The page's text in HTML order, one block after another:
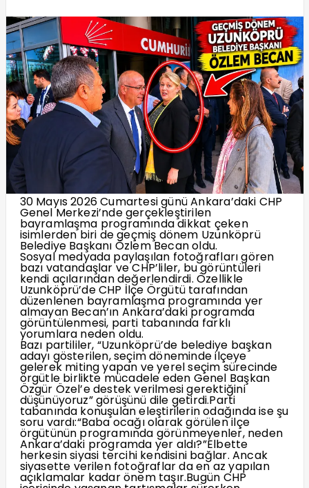
30 Mayıs 2026 Cumartesi günü Ankara’daki CHP
Genel Merkezi’nde gerçekleştirilen
bayramlaşma programında dikkat çeken
isimlerden biri de geçmiş dönem Uzunköprü
Belediye Başkanı Özlem Becan oldu.
Sosyal medyada paylaşılan fotoğrafları gören
bazı vatandaşlar ve CHP’liler, bu görüntüleri
kendi açılarından değerlendirdi. Özellikle
Uzunköprü’de CHP İlçe Örgütü tarafından
düzenlenen bayramlaşma programında yer
almayan Becan’ın Ankara’daki programda
görüntülenmesi, parti tabanında farklı
yorumlara neden oldu.
Bazı partililer, “Uzunköprü’de belediye başkan
adayı gösterilen, seçim döneminde ilçeye
gelerek miting yapan ve yerel seçim sürecinde
örgütle birlikte mücadele eden Genel Başkan
Özgür Özel’e destek verilmesi gerektiğini
düşünüyoruz” görüşünü dile getirdi.Parti
tabanında konuşulan eleştirilerin odağında ise şu
soru vardı:“Baba ocağı olarak görülen ilçe
örgütünün programında görünmeyenler, neden
Ankara’daki programda yer aldı?”Elbette
herkesin siyasi tercihi kendisini bağlar. Ancak
siyasette verilen fotoğraflar da en az yapılan
açıklamalar kadar önem taşır.Bugün CHP